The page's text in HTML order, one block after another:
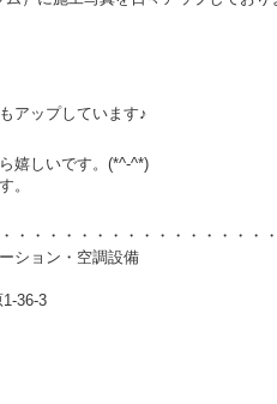
アップしています♪
嬉しいです。(*^-^*)
。
・・・・・・・・・・・・・・・・
ション・空調設備
36-3